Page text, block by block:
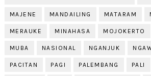
MAJENE MANDAILING MATARAM
MERAUKE MINAHASA MOJOKERTO
MUBA NASIONAL NGANJUK
PACITAN PAGI PALEMBANG PALI